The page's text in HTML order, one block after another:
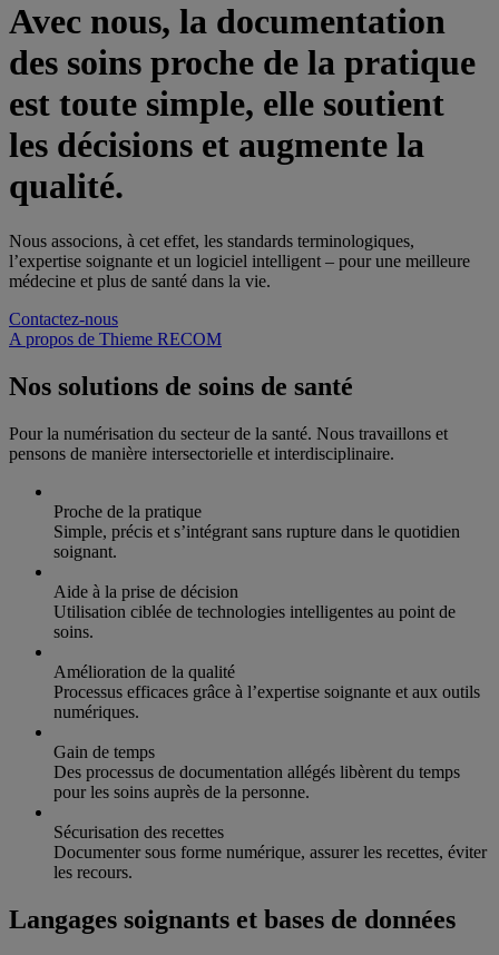
Avec nous, la documentation
des soins proche de la pratique
est toute simple, elle soutient
les décisions et augmente la
qualité.
Nous associons, à cet effet, les standards terminologiques,
l’expertise soignante et un logiciel intelligent – pour une meilleure
médecine et plus de santé dans la vie.
Contactez-nous
A propos de Thieme RECOM
Nos solutions de soins de santé
Pour la numérisation du secteur de la santé. Nous travaillons et
pensons de manière intersectorielle et interdisciplinaire.
Proche de la pratique
Simple, précis et s’intégrant sans rupture dans le quotidien
soignant.
Aide à la prise de décision
Utilisation ciblée de technologies intelligentes au point de
soins.
Amélioration de la qualité
Processus efficaces grâce à l’expertise soignante et aux outils
numériques.
Gain de temps
Des processus de documentation allégés libèrent du temps
pour les soins auprès de la personne.
Sécurisation des recettes
Documenter sous forme numérique, assurer les recettes, éviter
les recours.
Langages soignants et bases de données